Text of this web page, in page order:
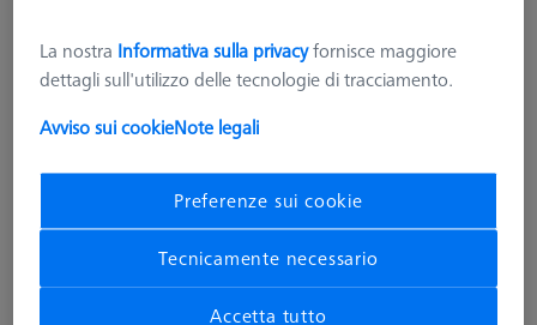
600332-8476-000
1.653,62 €
pz
La nostra Informativa sulla privacyfornisce maggiore
dettagli sull'utilizzo delle tecnologie di tracciamento.
Avviso sui cookieNote legali
Preferenze sui cookie
Tecnicamente necessario
Accetta tutto